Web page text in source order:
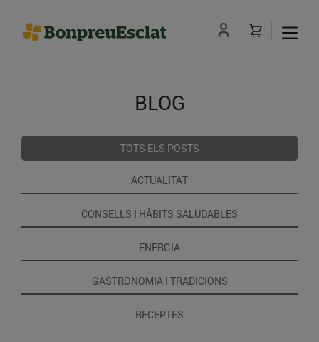
BLOG
TOTS ELS POSTS
ACTUALITAT
CONSELLS I HÀBITS SALUDABLES
ENERGIA
GASTRONOMIA I TRADICIONS
RECEPTES